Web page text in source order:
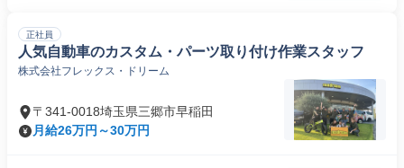
正社員
人気自動車のカスタム・パーツ取り付け作業スタッフ
株式会社フレックス・ドリーム
〒341-0018埼玉県三郷市早稲田
月給26万円～30万円